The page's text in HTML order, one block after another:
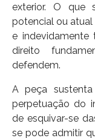
exterior. O que
potencial ou
e indevidamente
direito
defendem.
A peça
perpetuação do
de esquivar-se
se pode admitir